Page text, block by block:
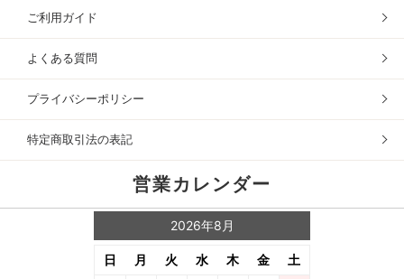
ご利用ガイド
よくある質問
プライバシーポリシー
特定商取引法の表記
営業カレンダー
2026年8月
日 月 火 水 木 金 土